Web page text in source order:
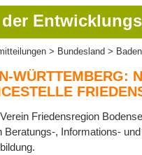
Bundesland
WÜRTTEMBERG:
Friedensregion
Beratungs-, Informations-